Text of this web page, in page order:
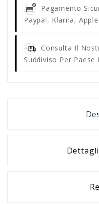
Pagamento
Paypal, Klarna,
Consulta Il
Suddiviso Per Paese